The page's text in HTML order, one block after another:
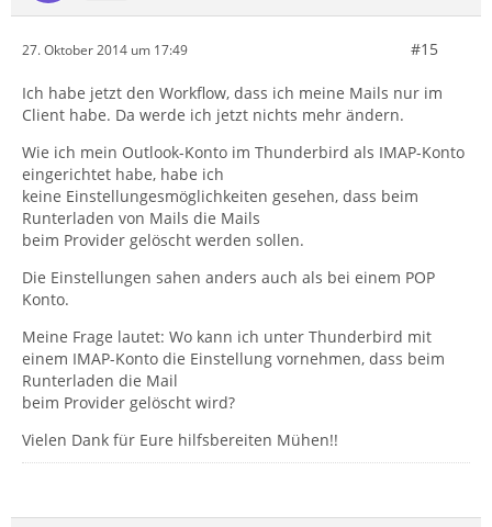
27. Oktober 2014 um 17:49 #15
Ich habe jetzt den Workflow, dass ich meine Mails nur im
Client habe. Da werde ich jetzt nichts mehr ändern.
Wie ich mein Outlook-Konto im Thunderbird als IMAP-Konto
eingerichtet habe, habe ich
keine Einstellungesmöglichkeiten gesehen, dass beim
Runterladen von Mails die Mails
beim Provider gelöscht werden sollen.
Die Einstellungen sahen anders auch als bei einem POP
Konto.
Meine Frage lautet: Wo kann ich unter Thunderbird mit
einem IMAP-Konto die Einstellung vornehmen, dass beim
Runterladen die Mail
beim Provider gelöscht wird?
Vielen Dank für Eure hilfsbereiten Mühen!!